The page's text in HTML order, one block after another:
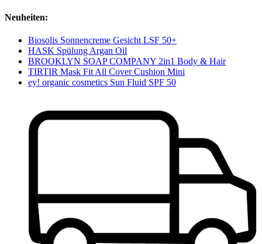
Neuheiten:
Biosolis Sonnencreme Gesicht LSF 50+
HASK Spülung Argan Oil
BROOKLYN SOAP COMPANY 2in1 Body & Hair
TIRTIR Mask Fit All Cover Cushion Mini
ey! organic cosmetics Sun Fluid SPF 50